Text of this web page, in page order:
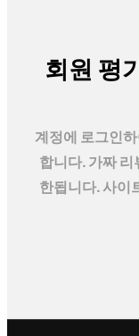
회원 평
계정에 로그인
합니다. 가짜
한됩니다. 사이